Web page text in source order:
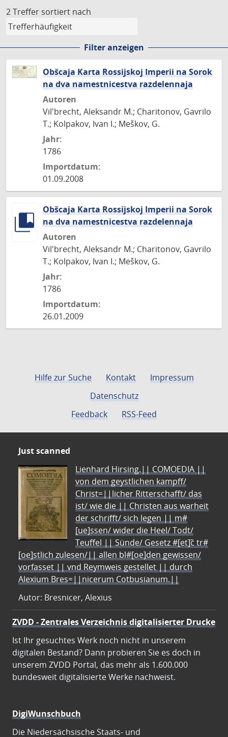
2 Treffer sortiert nach
Filter anzeigen
Obšcaja Karta Rossijskoj Imperii na Sorok
na dva namestnicestva razdelennaja
Autoren
Vil'brecht, Aleksandr M.; Charitonov, Gavrilo
T.; Kolpakov, Ivan I.; Meškov, G.
Jahr:
1786
Importdatum:
01.09.2008
Obšcaja Karta Rossijskoj Imperii na Sorok
na dva namestnicestva razdelennaja
Autoren
Vil'brecht, Aleksandr M.; Charitonov, Gavrilo
T.; Kolpakov, Ivan I.; Meškov, G.
Jahr:
1786
Importdatum:
26.01.2009
Hilfe zur Suche Kontakt
Impressum
Datenschutz
Feedback
RSS-Feed
Just scanned
Lienhard Hirsing.|| COMOEDIA ||
von dem geystlichen kampff/
Christ=||licher Ritterschafft/ das
ist/ wie die || Christen aus warheit
der schrifft/ sich legen || m#
[ue]ssen/ wider die Heel/ Todt/
Teuffel || Sünde/ Gesetz #[et]c̃ tr#
[oe]stlich zulesen/|| allen bl#[oe]den gewissen/
vorfasset || vnd Reymweis gestellet || durch
Alexium Bres=||nicerum Cotbusianum.||
Autor: Bresnicer, Alexius
ZVDD - Zentrales Verzeichnis digitalisierter Drucke
Ist Ihr gesuchtes Werk noch nicht in unserem
digitalen Bestand? Dann probieren Sie es doch in
unserem ZVDD Portal, das mehr als 1.600.000
bundesweit digitalisierte Werke nachweist.
DigiWunschbuch
Die Niedersächsische Staats- und